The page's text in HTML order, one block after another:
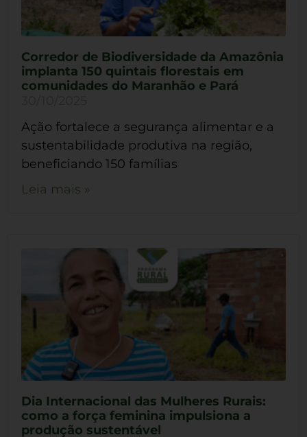
Corredor de Biodiversidade da Amazônia
implanta 150 quintais florestais em
comunidades do Maranhão e Pará
Ação fortalece a segurança alimentar e a
sustentabilidade produtiva na região,
beneficiando 150 famílias
Leia mais »
Dia Internacional das Mulheres Rurais:
como a força feminina impulsiona a
produção sustentável